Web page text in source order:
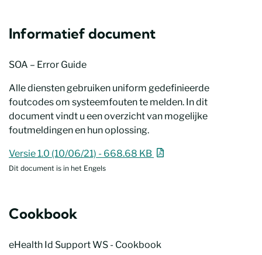
Informatief document
SOA – Error Guide
Alle diensten gebruiken uniform gedefinieerde
foutcodes om systeemfouten te melden. In dit
document vindt u een overzicht van mogelijke
foutmeldingen en hun oplossing.
SOA – Error Guide
Versie 1.0 (10/06/21) - 668.68 KB Nieuw venster
Dit document is in het Engels
Cookbook
eHealth Id Support WS - Cookbook